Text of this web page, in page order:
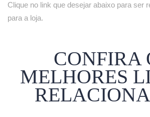
Clique no link que desejar abaixo para ser
para a loja.
CONFIRA
MELHORES